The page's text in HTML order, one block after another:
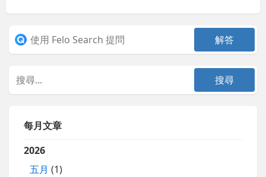
每月文章
2026
五月 (1)